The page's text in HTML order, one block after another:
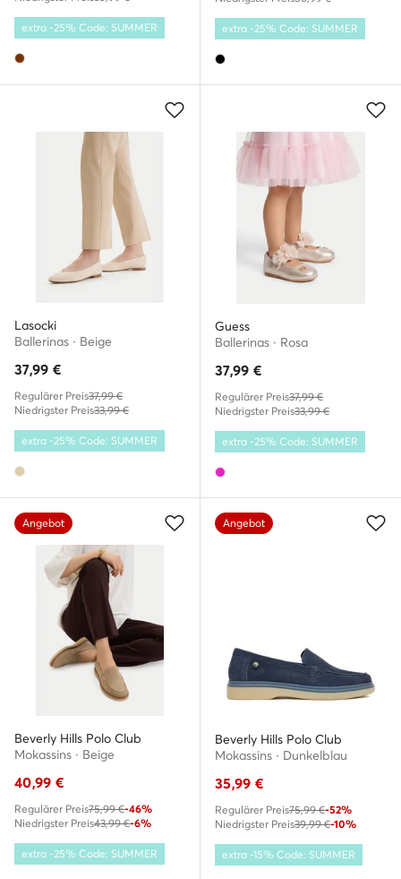
extra -25% Code: SUMMER extra -25% Code: SUMMER
Lasocki
Ballerinas · Beige
37,99 €
Regulärer Preis37,99 €
Niedrigster Preis33,99 €
extra -25% Code: SUMMER
Guess
Ballerinas · Rosa
37,99 €
Regulärer Preis37,99 €
Niedrigster Preis33,99 €
extra -25% Code: SUMMER
Angebot
Beverly Hills Polo Club
Mokassins · Beige
40,99 €
Regulärer Preis75,99 €-46%
Niedrigster Preis43,99 €-6%
extra -25% Code: SUMMER
Angebot
Beverly Hills Polo Club
Mokassins · Dunkelblau
35,99 €
Regulärer Preis75,99 €-52%
Niedrigster Preis39,99 €-10%
extra -15% Code: SUMMER